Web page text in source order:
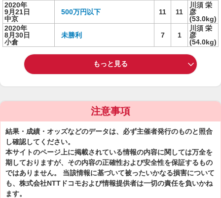
2020年
9月21日
中京
500万円以下 11 11
川須 栄
彦
(53.0kg)
2020年
8月30日
小倉
未勝利 7 1
川須 栄
彦
(54.0kg)
もっと見る
注意事項
結果・成績・オッズなどのデータは、必ず主催者発行のものと照合
し確認してください。
本サイトのページ上に掲載されている情報の内容に関しては万全を
期しておりますが、その内容の正確性および安全性を保証するもの
ではありません。 当該情報に基づいて被ったいかなる損害について
も、株式会社NTTドコモおよび情報提供者は一切の責任を負いかね
ます。